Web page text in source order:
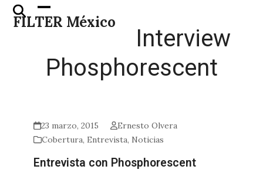
Skip
FILTER México
Open
mobile
Close
mobile
Interview
Phosphorescent
23 marzo, 2015
Ernesto Olvera
Cobertura,Entrevista, Noticias
Entrevista con Phosphorescent